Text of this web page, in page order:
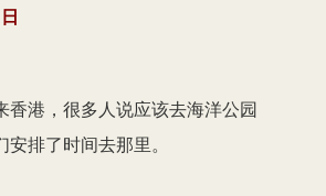
香港，很多人说应该去海洋公园
排了时间去那里。